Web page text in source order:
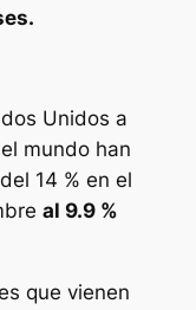
Unidos a
mundo han
14 % en el
al 9.9 %
que vienen